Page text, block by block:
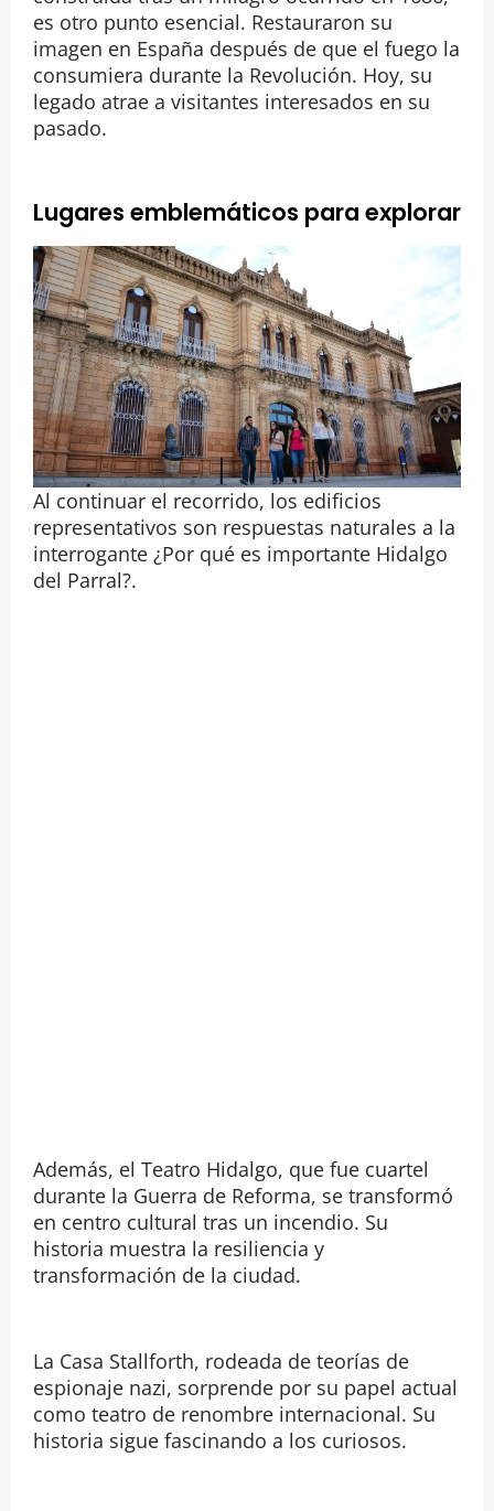
es otro punto esencial. Restauraron su
imagen en España después de que el fuego la
consumiera durante la Revolución. Hoy, su
legado atrae a visitantes interesados en su
pasado.
Lugares emblemáticos para explorar
Al continuar el recorrido, los edificios
representativos son respuestas naturales a la
interrogante ¿Por qué es importante Hidalgo
del Parral?.
Además, el Teatro Hidalgo, que fue cuartel
durante la Guerra de Reforma, se transformó
en centro cultural tras un incendio. Su
historia muestra la resiliencia y
transformación de la ciudad.
La Casa Stallforth, rodeada de teorías de
espionaje nazi, sorprende por su papel actual
como teatro de renombre internacional. Su
historia sigue fascinando a los curiosos.